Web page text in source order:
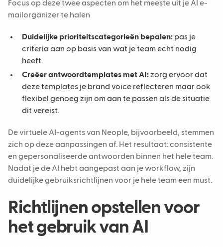
Focus op deze twee aspecten om het meeste uit je AI e-
mailorganizer te halen
Duidelijke prioriteitscategorieën bepalen: pas je
criteria aan op basis van wat je team echt nodig
heeft.
Creëer antwoordtemplates met AI:zorg ervoor dat
deze templates je brand voice reflecteren maar ook
flexibel genoeg zijn om aan te passen als de situatie
dit vereist.
De virtuele AI-agents van Neople, bijvoorbeeld, stemmen
zich op deze aanpassingen af. Het resultaat: consistente
en gepersonaliseerde antwoorden binnen het hele team.
Nadat je de AI hebt aangepast aan je workflow, zijn
duidelijke gebruiksrichtlijnen voor je hele team een must.
Richtlijnen opstellen voor
het gebruik van AI